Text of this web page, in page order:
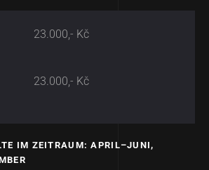
23.000,- Kč
23.000,- Kč
IM ZEITRAUM: APRIL–JUNI,